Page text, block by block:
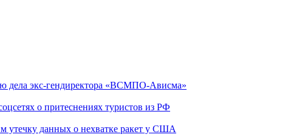
дела экс-гендиректора «ВСМПО-Ависма»
о притеснениях туристов из РФ
утечку данных о нехватке ракет у США